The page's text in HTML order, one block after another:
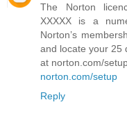
The Norton
XXXXX is a
Norton’s
and locate your 25
at norton.com/
norton.com/setup
Reply